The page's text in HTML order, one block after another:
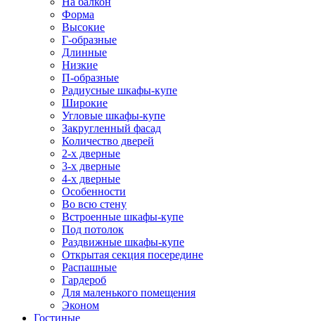
Форма
Высокие
Г-образные
Длинные
Низкие
П-образные
Радиусные шкафы-купе
Широкие
Угловые шкафы-купе
Закругленный фасад
Количество дверей
2-х дверные
3-х дверные
4-х дверные
Особенности
Во всю стену
Встроенные шкафы-купе
Под потолок
Раздвижные шкафы-купе
Открытая секция посередине
Распашные
Гардероб
Для маленького помещения
Эконом
Гостиные